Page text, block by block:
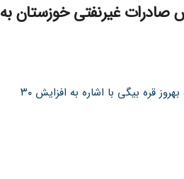
ارزش صادرات غیرنفتی خوزستان به
به گزارش تین نیوز به نقل از ایرنا، بهروز قره بیگی با اشاره به افزایش ۳۰